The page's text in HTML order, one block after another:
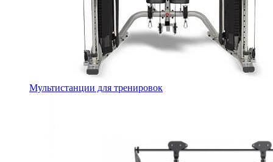
Мультистанции для тренировок